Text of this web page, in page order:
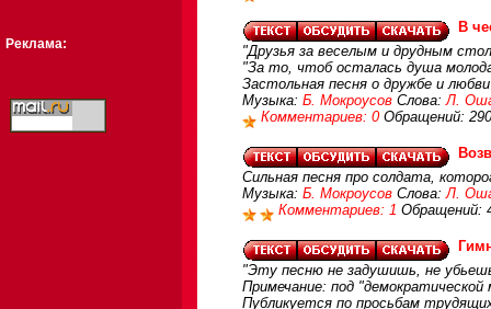
Реклама:
В
"Друзья за веселым и друдным
"За то, чтоб осталась душа
Застольная песня о дружбе и
Музыка: Б. Мокроусов Слова:Л.
Комментариев: 0 Обращений:
Сильная песня про солдата,
Музыка: Б. Мокроусов Слова:Л.
Комментариев: 1 Обращений:
"Эту песню не задушишь, не
Примечание: под
Публикуется по просьбам